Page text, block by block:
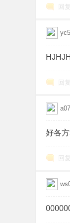
回复
回复
好各
回复